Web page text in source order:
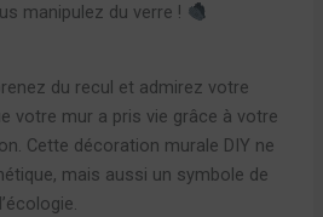
manipulez du verre !
du recul et admirez votre
votre mur a pris vie grâce à votre
Cette décoration murale DIY ne
mais aussi un symbole de